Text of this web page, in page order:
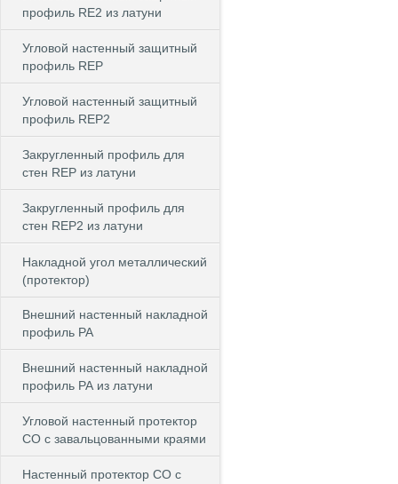
профиль RE2 из латуни
Угловой настенный защитный
профиль REP
Угловой настенный защитный
профиль REP2
Закругленный профиль для
стен REP из латуни
Закругленный профиль для
стен REP2 из латуни
Накладной угол металлический
(протектор)
Внешний настенный накладной
профиль РА
Внешний настенный накладной
профиль РА из латуни
Угловой настенный протектор
СО с завальцованными краями
Настенный протектор СО с